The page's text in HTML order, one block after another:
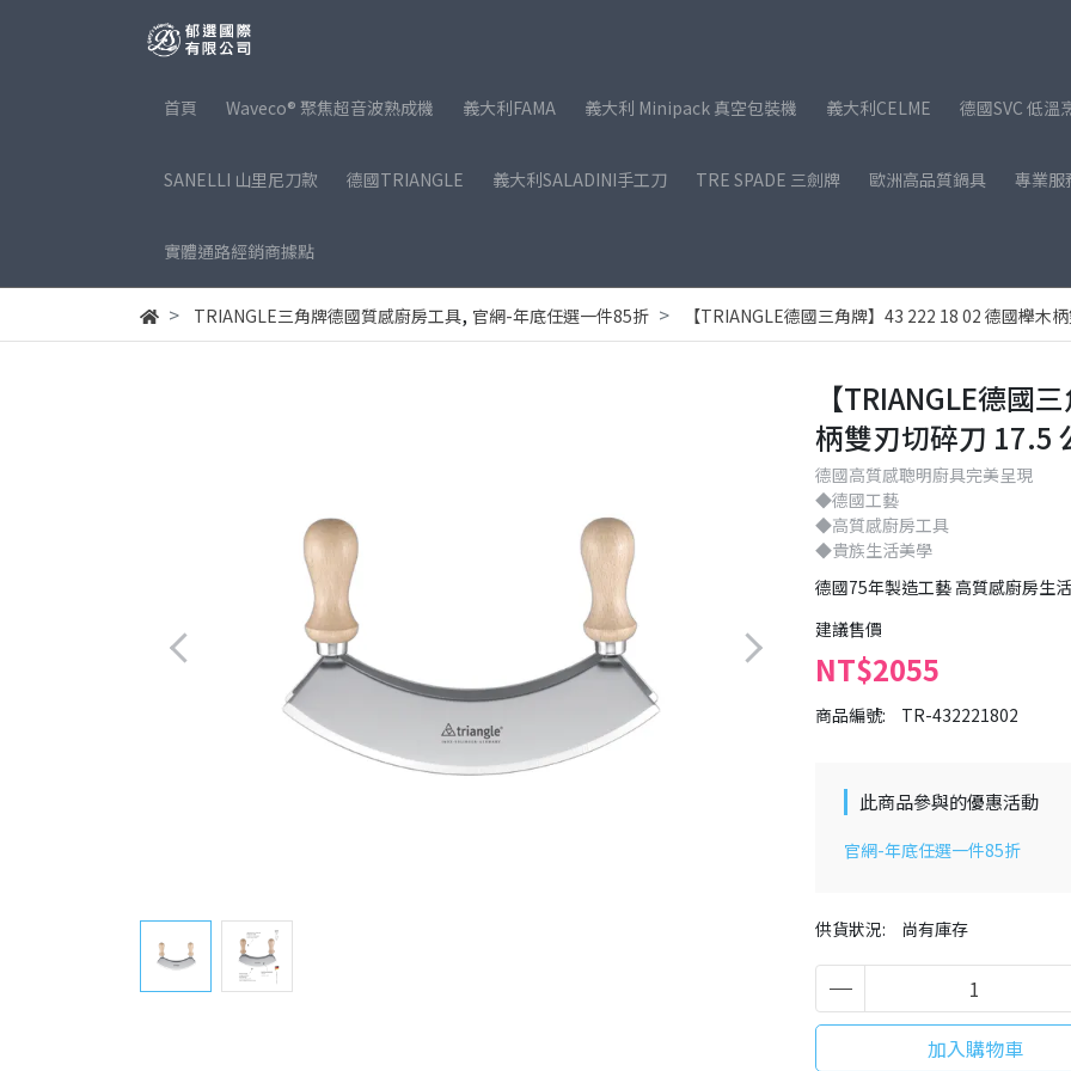
首頁 Waveco® 聚焦超音波熟成機 義大利FAMA 義大利 Minipack 真空包裝機 義大利CELME 德國SVC 低溫
SANELLI 山里尼刀款 德國TRIANGLE 義大利SALADINI手工刀 TRE SPADE 三劍牌 歐洲高品質鍋具 專業服
實體通路經銷商據點
TRIANGLE三角牌德國質感廚房工具, 官網-年底任選一件85折 【TRIANGLE德國三角牌】43 222 18 02 德國櫸木
【TRIANGLE德國
柄雙刃切碎刀 17.5
德國高質感聰明廚具完美呈現
◆德國工藝
◆高質感廚房工具
◆貴族生活美學
德國75年製造工藝 高質感廚房生
建議售價
NT$2055
商品編號: TR-432221802
供貨狀況: 尚有庫存
此商品參與的優惠活動
官網-年底任選一件85折
加入購物車